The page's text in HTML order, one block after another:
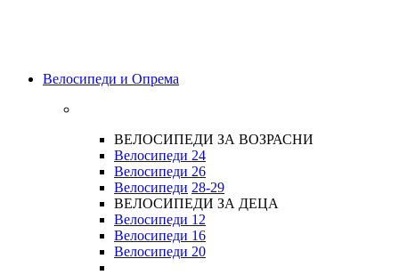
Велосипеди и Опрема
ВЕЛОСИПЕДИ ЗА ВОЗРАСНИ
Велосипеди 24
Велосипеди 26
Велосипеди 28-29
ВЕЛОСИПЕДИ ЗА ДЕЦА
Велосипеди 12
Велосипеди 16
Велосипеди 20